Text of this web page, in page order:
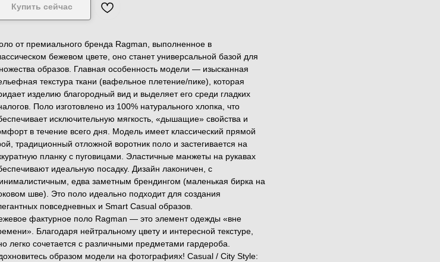
Купить сейчас
от премиального бренда Ragman, выполненное в
бежевом цвете, оно станет универсальной базой для
образов. Главная особенность модели — изысканная
текстура ткани (вафельное плетение/пике), которая
изделию благородный вид и выделяет его среди гладких
Поло изготовлено из 100% натурального хлопка, что
исключительную мягкость, «дышащие» свойства и
в течение всего дня. Модель имеет классический прямой
традиционный отложной воротник поло и застегивается на
планку с пуговицами. Эластичные манжеты на рукавах
идеальную посадку. Дизайн лаконичен, с
едва заметным брендингом (маленькая бирка на
шве). Это поло идеально подходит для создания
повседневных и Smart Casual образов.
фактурное поло Ragman — это элемент одежды «вне
Благодаря нейтральному цвету и интересной текстуре,
легко сочетается с различными предметами гардероба.
образом модели на фотографиях! Casual / City Style: